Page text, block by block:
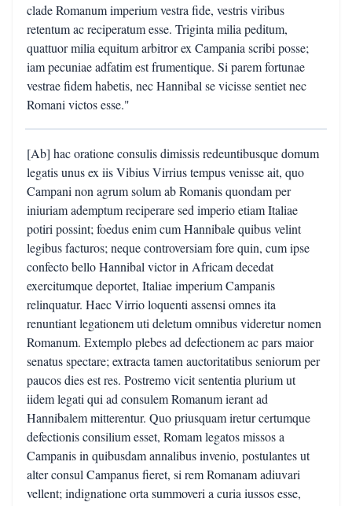
clade Romanum imperium vestra fide, vestris viribus
retentum ac reciperatum esse. Triginta milia peditum,
quattuor milia equitum arbitror ex Campania scribi posse;
iam pecuniae adfatim est frumentique. Si parem fortunae
vestrae fidem habetis, nec Hannibal se vicisse sentiet nec
Romani victos esse."
[Ab] hac oratione consulis dimissis redeuntibusque domum
legatis unus ex iis Vibius Virrius tempus venisse ait, quo
Campani non agrum solum ab Romanis quondam per
iniuriam ademptum reciperare sed imperio etiam Italiae
potiri possint; foedus enim cum Hannibale quibus velint
legibus facturos; neque controversiam fore quin, cum ipse
confecto bello Hannibal victor in Africam decedat
exercitumque deportet, Italiae imperium Campanis
relinquatur. Haec Virrio loquenti assensi omnes ita
renuntiant legationem uti deletum omnibus videretur nomen
Romanum. Extemplo plebes ad defectionem ac pars maior
senatus spectare; extracta tamen auctoritatibus seniorum per
paucos dies est res. Postremo vicit sententia plurium ut
iidem legati qui ad consulem Romanum ierant ad
Hannibalem mitterentur. Quo priusquam iretur certumque
defectionis consilium esset, Romam legatos missos a
Campanis in quibusdam annalibus invenio, postulantes ut
alter consul Campanus fieret, si rem Romanam adiuvari
vellent; indignatione orta summoveri a curia iussos esse,